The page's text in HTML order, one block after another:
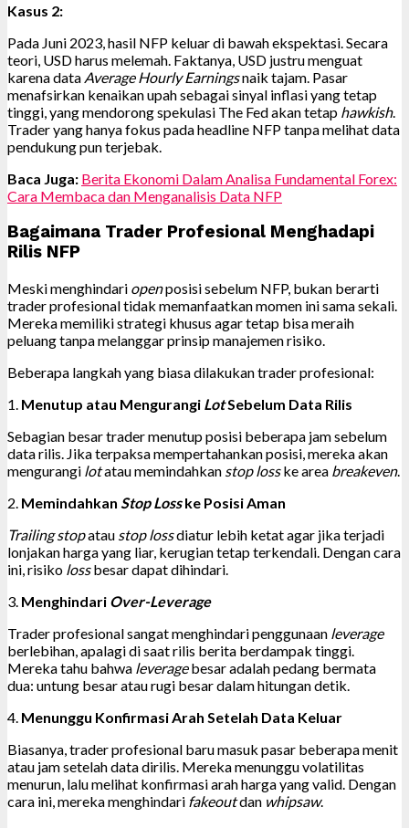
Kasus 2:
Pada Juni 2023, hasil NFP keluar di bawah ekspektasi. Secara
teori, USD harus melemah. Faktanya, USD justru menguat
karena data Average Hourly Earningsnaik tajam. Pasar
menafsirkan kenaikan upah sebagai sinyal inflasi yang tetap
tinggi, yang mendorong spekulasi The Fed akan tetap hawkish.
Trader yang hanya fokus pada headline NFP tanpa melihat data
pendukung pun terjebak.
Baca Juga: Berita Ekonomi Dalam Analisa Fundamental Forex:
Cara Membaca dan Menganalisis Data NFP
Bagaimana Trader Profesional Menghadapi
Rilis NFP
Meski menghindari openposisi sebelum NFP, bukan berarti
trader profesional tidak memanfaatkan momen ini sama sekali.
Mereka memiliki strategi khusus agar tetap bisa meraih
peluang tanpa melanggar prinsip manajemen risiko.
Beberapa langkah yang biasa dilakukan trader profesional:
1. Menutup atau Mengurangi LotSebelum Data Rilis
Sebagian besar trader menutup posisi beberapa jam sebelum
data rilis. Jika terpaksa mempertahankan posisi, mereka akan
mengurangi lotatau memindahkan stop losske area breakeven.
2. Memindahkan Stop Losske Posisi Aman
Trailing stopatau stop lossdiatur lebih ketat agar jika terjadi
lonjakan harga yang liar, kerugian tetap terkendali. Dengan cara
ini, risiko lossbesar dapat dihindari.
3. Menghindari Over-Leverage
Trader profesional sangat menghindari penggunaan leverage
berlebihan, apalagi di saat rilis berita berdampak tinggi.
Mereka tahu bahwa leveragebesar adalah pedang bermata
dua: untung besar atau rugi besar dalam hitungan detik.
4. Menunggu Konfirmasi Arah Setelah Data Keluar
Biasanya, trader profesional baru masuk pasar beberapa menit
atau jam setelah data dirilis. Mereka menunggu volatilitas
menurun, lalu melihat konfirmasi arah harga yang valid. Dengan
cara ini, mereka menghindari fakeoutdan whipsaw.